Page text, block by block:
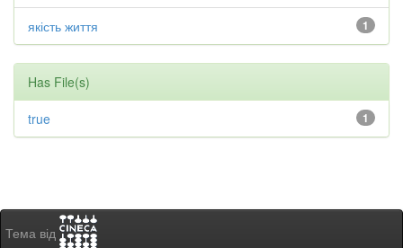
1
якість життя
Has File(s)
1
true
Тема від